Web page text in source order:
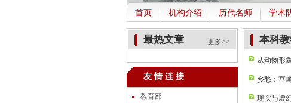
首页 机构介绍 历代名师 学术
最热文章 更多>>
友 情 连 接
教育部
本科
从动物形
乡愁：宫
现实与虚